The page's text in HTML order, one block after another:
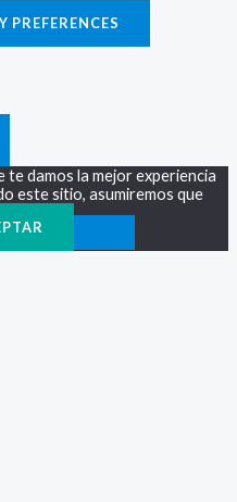
PREFERENCES
te damos la mejor experiencia
este sitio, asumiremos que